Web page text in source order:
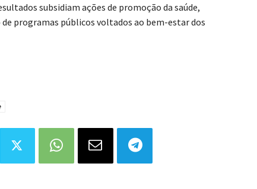
subsidiam ações de promoção da saúde,
programas públicos voltados ao bem-estar dos